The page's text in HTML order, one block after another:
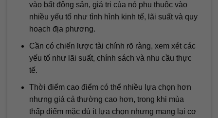
vào bất động sản, giá trị của nó phụ thuộc vào
nhiều yếu tố như tình hình kinh tế, lãi suất và quy
hoạch địa phương.
Cần có chiến lược tài chính rõ ràng, xem xét các
yếu tố như lãi suất, chính sách và nhu cầu thực
tế.
Thời điểm cao điểm có thể nhiều lựa chọn hơn
nhưng giá cả thường cao hơn, trong khi mùa
thấp điểm mặc dù ít lựa chọn nhưng mang lại cơ